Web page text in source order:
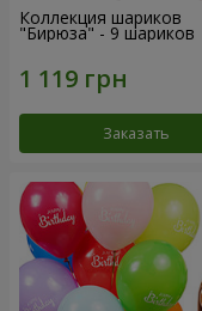
Коллекция шариков
"Бирюза" - 9 шариков
Заказать